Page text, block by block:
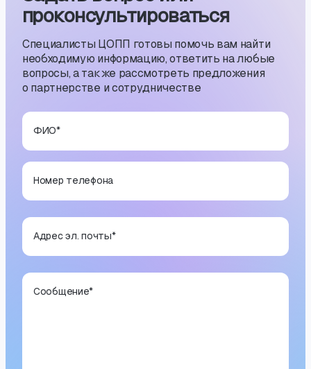
проконсуль­тиро­ваться
Специалисты ЦОПП готовы помочь вам найти
необходимую информацию, ответить на любые
вопросы, а также рассмотреть предложения
о партнерстве и сотрудничестве
ФИО*
Номер телефона
Адрес эл. почты*
Сообщение*